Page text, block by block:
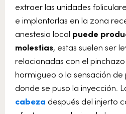
extraer las unidades
e implantarlas en la zona
anestesia local puede
molestias, estas suelen ser
relacionadas con el
hormigueo o la sensación
donde se puso la inyección.
cabeza después del injerto